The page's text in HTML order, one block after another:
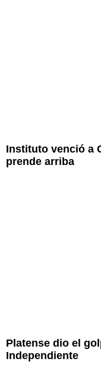
Instituto venció a
prende arriba
Platense dio el
Independiente